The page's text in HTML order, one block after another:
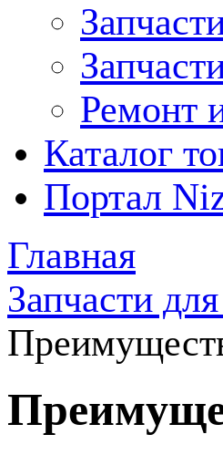
Ремонт
Каталог
Портал
Главная
Запчасти